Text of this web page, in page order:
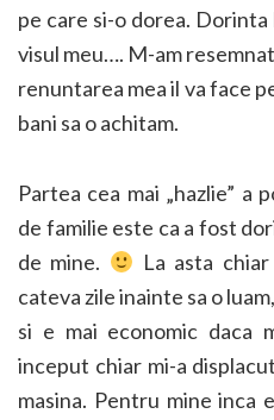
pe care si-o dorea.
visul meu…. M-am
renuntarea mea il va face
bani sa o achitam.
Partea cea mai „hazlie” a
de familie este ca a fost
de mine.
La asta
cateva zile inainte sa o
si e mai economic daca
inceput chiar mi-a
masina. Pentru mine inca